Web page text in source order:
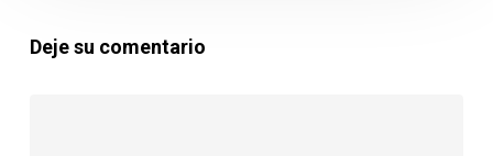
Deje su comentario